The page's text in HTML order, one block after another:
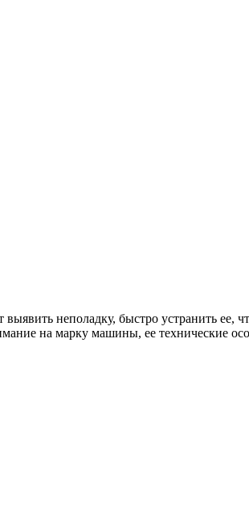
неполадку, быстро устранить ее,
на марку машины, ее технические